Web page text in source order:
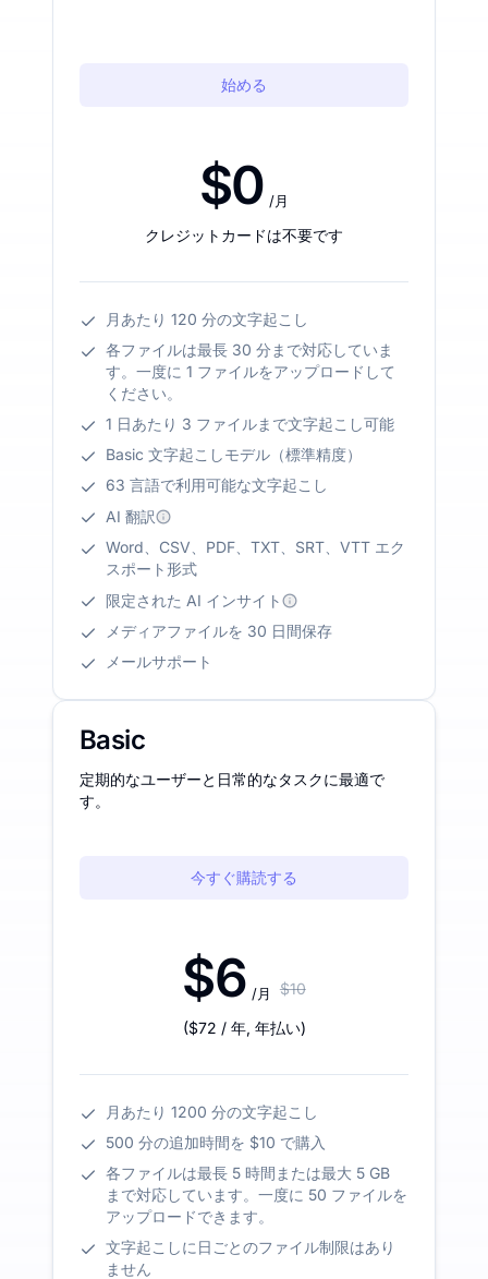
始める
$0 /月
クレジットカードは不要です
月あたり 120 分の文字起こし
各ファイルは最長 30 分まで対応していま
す。一度に 1 ファイルをアップロードして
ください。
1 日あたり 3 ファイルまで文字起こし可能
Basic 文字起こしモデル（標準精度）
63 言語で利用可能な文字起こし
AI 翻訳
Word、CSV、PDF、TXT、SRT、VTT エク
スポート形式
限定された AI インサイト
メディアファイルを 30 日間保存
メールサポート
Basic
定期的なユーザーと日常的なタスクに最適で
す。
今すぐ購読する
$6 /月 $10
($72 / 年, 年払い)
月あたり 1200 分の文字起こし
500 分の追加時間を $10 で購入
各ファイルは最長 5 時間または最大 5 GB
まで対応しています。一度に 50 ファイルを
アップロードできます。
文字起こしに日ごとのファイル制限はあり
ません